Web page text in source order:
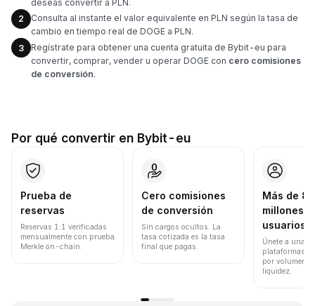
deseas convertir a PLN.
2
Consulta al instante el valor equivalente en PLN según la tasa de
cambio en tiempo real de DOGE a PLN.
3
Regístrate para obtener una cuenta gratuita de Bybit-eu para
convertir, comprar, vender u operar DOGE con cero comisiones
de conversión.
Por qué convertir en Bybit-eu
Prueba de
reservas
Reservas 1:1 verificadas
mensualmente con prueba
Merkle on-chain.
Cero comisiones
de conversión
Sin cargos ocultos. La
tasa cotizada es la tasa
final que pagas.
Más de 86
millones
usuarios
Únete a una
plataformas
por volumen
liquidez.